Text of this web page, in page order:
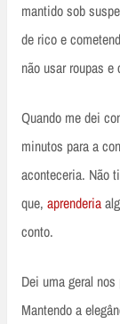
mantido sob
de rico e
não usar roupas
Quando me dei
minutos para a
aconteceria. Não
que, aprenderia
conto.
Dei uma geral
Mantendo a